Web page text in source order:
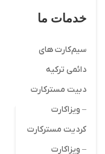
خدمات ما
سیم‌کارت های
دائمی ترکیه
دبیت مسترکارت
– ویزاکارت
کردیت مسترکارت
– ویزاکارت